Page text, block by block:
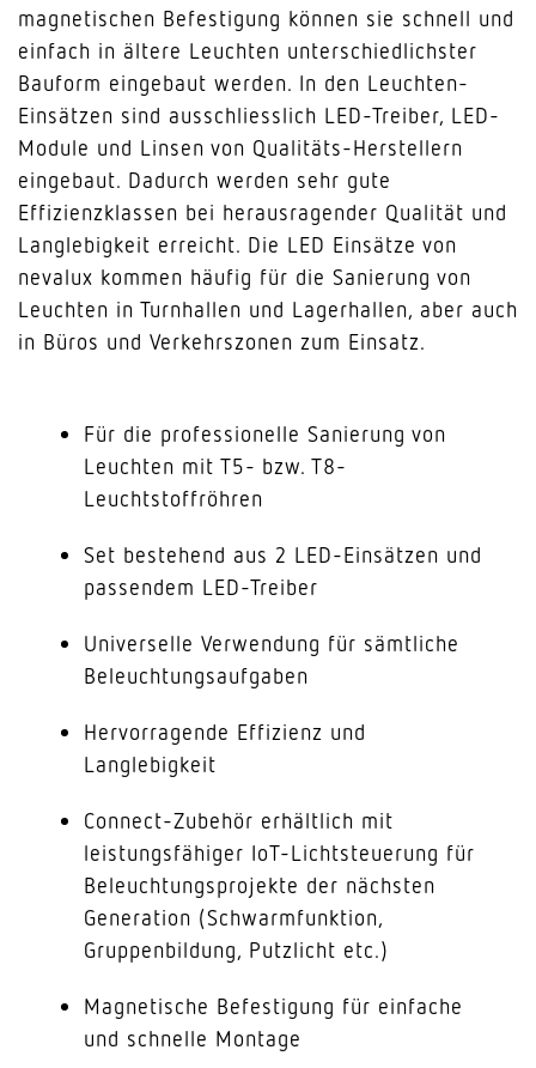
magnetischen Befestigung können sie schnell und
einfach in ältere Leuchten unterschiedlichster
Bauform eingebaut werden. In den Leuchten-
Einsätzen sind ausschliesslich LED-Treiber, LED-
Module und Linsen von Qualitäts-Herstellern
eingebaut. Dadurch werden sehr gute
Effizienzklassen bei herausragender Qualität und
Langlebigkeit erreicht. Die LED Einsätze von
nevalux kommen häufig für die Sanierung von
Leuchten in Turnhallen und Lagerhallen, aber auch
in Büros und Verkehrszonen zum Einsatz.
Für die professionelle Sanierung von
Leuchten mit T5- bzw. T8-
Leuchtstoffröhren
Set bestehend aus 2 LED-Einsätzen und
passendem LED-Treiber
Universelle Verwendung für sämtliche
Beleuchtungsaufgaben
Hervorragende Effizienz und
Langlebigkeit
Connect-Zubehör erhältlich mit
leistungsfähiger IoT-Lichtsteuerung für
Beleuchtungsprojekte der nächsten
Generation (Schwarmfunktion,
Gruppenbildung, Putzlicht etc.)
Magnetische Befestigung für einfache
und schnelle Montage